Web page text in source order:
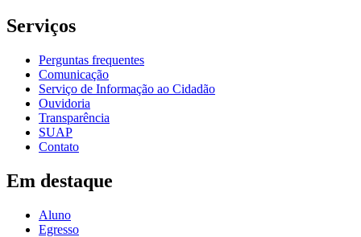
Serviços
Perguntas frequentes
Comunicação
Serviço de Informação ao Cidadão
Ouvidoria
Transparência
SUAP
Contato
Em destaque
Aluno
Egresso